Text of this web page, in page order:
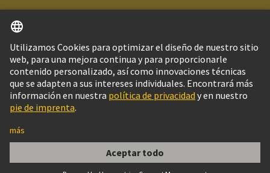
Han E AV 16 Pos. F Insert Term. Block Ri
Brasil Español
© Grupo Tecnológico HARTING
Configuración de cookies